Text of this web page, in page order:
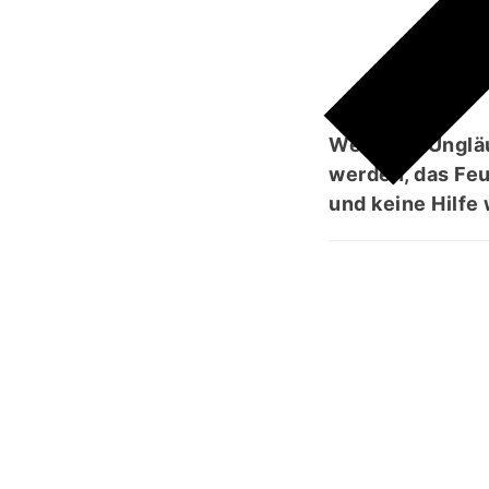
Wenn die
werden, das
und keine Hilfe